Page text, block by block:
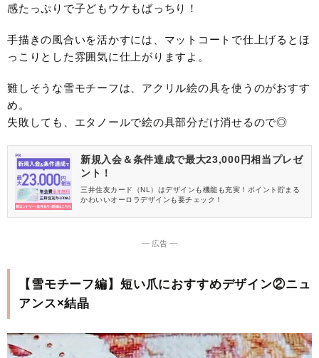
感たっぷりで子どもウケもばっちり！
手描きの風合いを活かすには、マットコートで仕上げるとほ
っこりとした雰囲気に仕上がりますよ。
難しそうな雪モチーフは、アクリル絵の具を使うのがおすす
め。
失敗しても、エタノールで絵の具部分だけ消せるので◎
新規入会＆条件達成で最大23,000円相当プレゼ
ント！
三井住友カード（NL）はデザインも機能も充実！ポイント貯まる
かわいいオーロラデザインも要チェック！
― 広告 ―
【雪モチーフ編】短い爪におすすめデザイン②ニュ
アンス×結晶